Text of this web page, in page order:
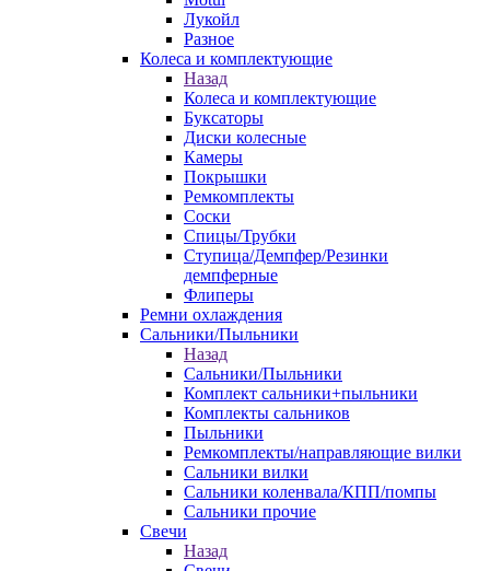
Лукойл
Разное
Колеса и комплектующие
Назад
Колеса и комплектующие
Буксаторы
Диски колесные
Камеры
Покрышки
Ремкомплекты
Соски
Спицы/Трубки
Ступица/Демпфер/Резинки
демпферные
Флиперы
Ремни охлаждения
Сальники/Пыльники
Назад
Сальники/Пыльники
Комплект сальники+пыльники
Комплекты сальников
Пыльники
Ремкомплекты/направляющие вилки
Сальники вилки
Сальники коленвала/КПП/помпы
Сальники прочие
Свечи
Назад